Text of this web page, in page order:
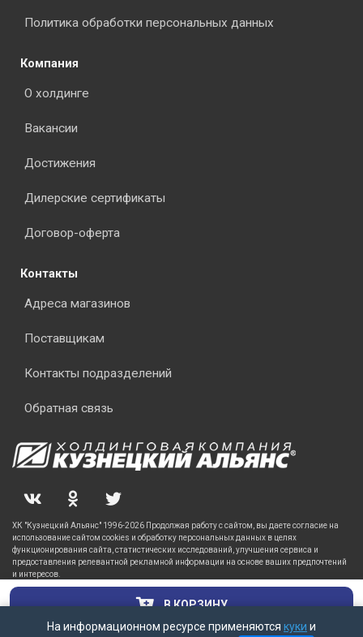
В КОРЗИНУ
На информационном ресурсе применяются куки и
Политика обработки персональных данных
Компания
О холдинге
Вакансии
Достижения
Дилерские сертификаты
Договор-оферта
Контакты
Адреса магазинов
Поставщикам
Контакты подразделений
Обратная связь
ХК "Кузнецкий Альянс" 1996-2026 Продолжая работу с сайтом, вы даете согласие на
использование сайтом cookies и обработку персональных данных в целях
функционирования сайта, статистических исследований, улучшения сервиса и
предоставления релевантной рекламной информации на основе ваших предпочтений
и интересов.